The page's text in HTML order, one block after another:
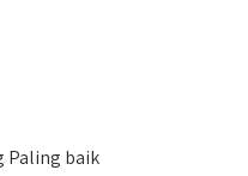
Paling baik